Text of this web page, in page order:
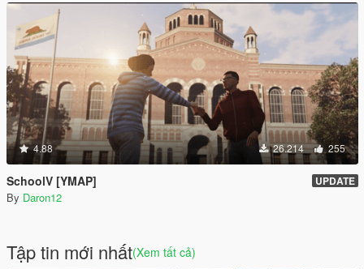
4.88 26.214 255
SchoolV [YMAP] UPDATE
By Daron12
Tập tin mới nhất(Xem tất cả)